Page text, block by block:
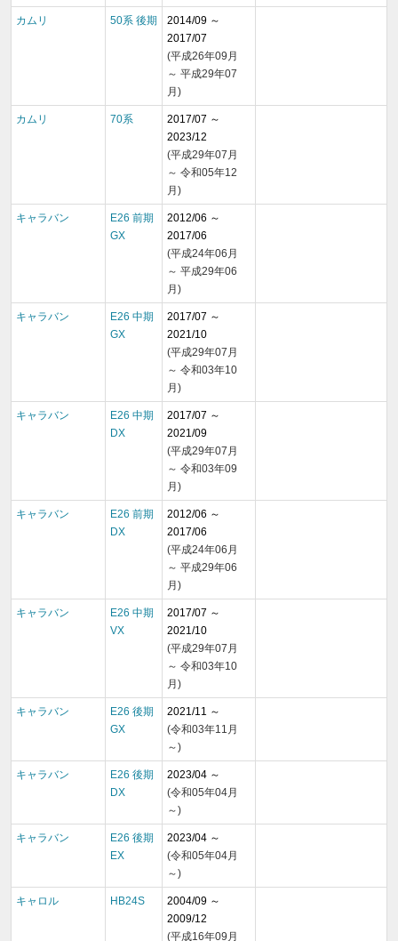
カムリ 50系 後期
2014/09 ～
2017/07
(平成26年09月
～ 平成29年07
月)
カムリ 70系
2017/07 ～
2023/12
(平成29年07月
～ 令和05年12
月)
キャラバン
E26 前期
GX
2012/06 ～
2017/06
(平成24年06月
～ 平成29年06
月)
キャラバン
E26 中期
GX
2017/07 ～
2021/10
(平成29年07月
～ 令和03年10
月)
キャラバン
E26 中期
DX
2017/07 ～
2021/09
(平成29年07月
～ 令和03年09
月)
キャラバン
E26 前期
DX
2012/06 ～
2017/06
(平成24年06月
～ 平成29年06
月)
キャラバン
E26 中期
VX
2017/07 ～
2021/10
(平成29年07月
～ 令和03年10
月)
キャラバン
E26 後期
GX
2021/11 ～
(令和03年11月
～)
キャラバン
E26 後期
DX
2023/04 ～
(令和05年04月
～)
キャラバン
E26 後期
EX
2023/04 ～
(令和05年04月
～)
キャロル HB24S
2004/09 ～
2009/12
(平成16年09月